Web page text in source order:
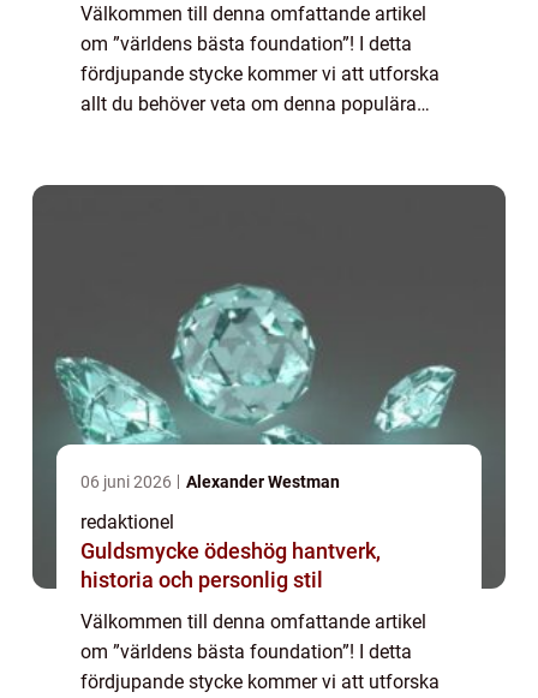
Välkommen till denna omfattande artikel
om ”världens bästa foundation”! I detta
fördjupande stycke kommer vi att utforska
allt du behöver veta om denna populära
06 juni 2026 Alexander Westman
redaktionel
Guldsmycke ödeshög hantverk,
historia och personlig stil
Välkommen till denna omfattande artikel
om ”världens bästa foundation”! I detta
fördjupande stycke kommer vi att utforska